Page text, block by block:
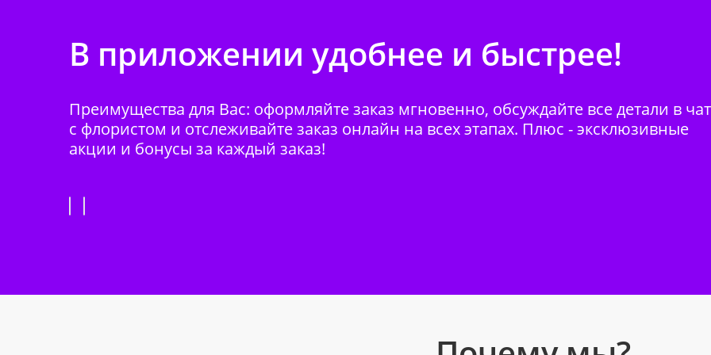
В приложении удобнее и быстрее!
Преимущества для Вас: оформляйте заказ мгновенно, обсуждайте все детали в
с флористом и отслеживайте заказ онлайн на всех этапах. Плюс - эксклюзивные
акции и бонусы за каждый заказ!